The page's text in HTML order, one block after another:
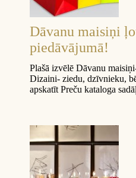
Dāvanu maisiņi
piedāvājumā!
Plašā izvēlē Dāvanu
Dizaini- ziedu, dzīvnieku,
apskatīt Preču kataloga